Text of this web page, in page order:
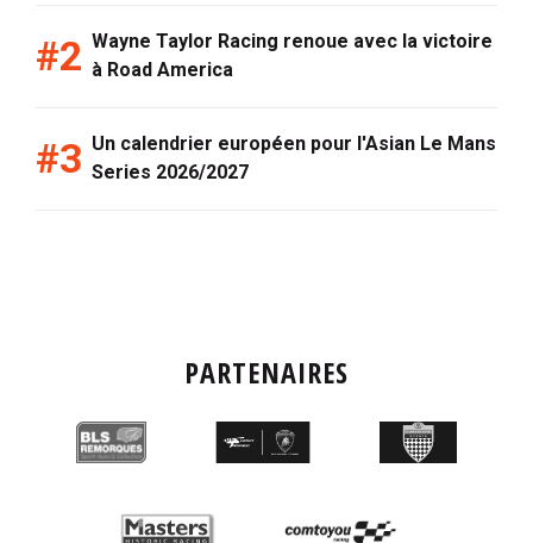
Wayne Taylor Racing renoue avec la victoire
à Road America
Un calendrier européen pour l'Asian Le Mans
Series 2026/2027
PARTENAIRES